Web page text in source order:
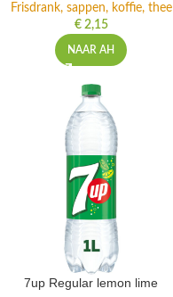
Frisdrank, sappen, koffie, thee
€2,15
NAAR AH
7up Regular lemon lime